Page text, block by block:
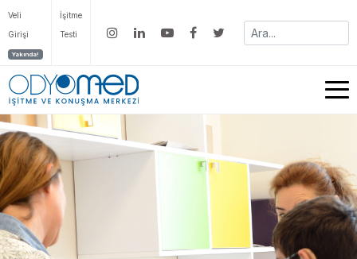
Veli
Girişi
Yakında!
İşitme
Testi